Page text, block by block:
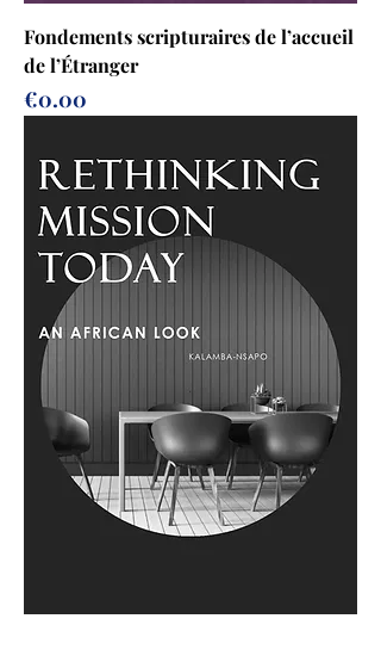
Fondements scripturaires de l’accueil
de l’Étranger
Prix
€0.00